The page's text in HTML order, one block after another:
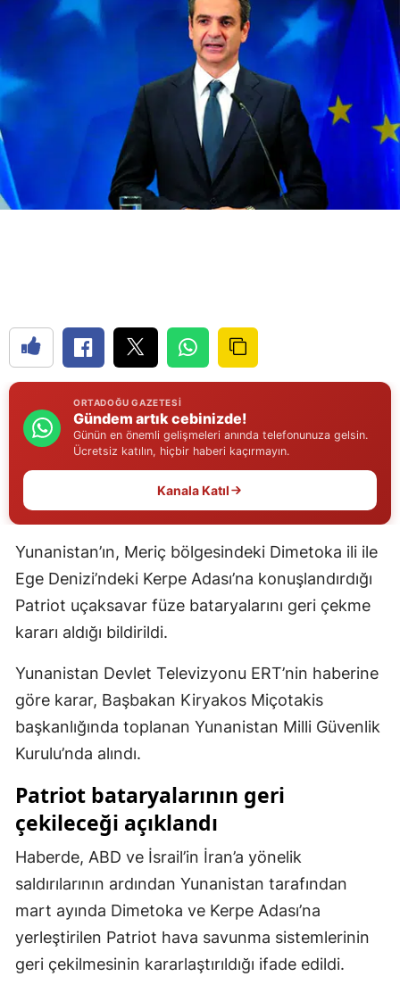
Bitlis
Bolu
Burdur
Bursa
Çanakkale
Çankırı
Edirne
Elazığ
Erzincan
Erzurum
Eskişehir
Gümüşhane
Hatay
Isparta
İstanbul
İzmir
Kars
Kayseri
Kırklareli
ORTADOĞU GAZETESI
Gündem artık cebinizde!
Günün en önemli gelişmeleri anında telefonunuza gelsin.
Ücretsiz katılın, hiçbir haberi kaçırmayın.
Kanala Katıl
Yunanistan’ın, Meriç bölgesindeki Dimetoka ili ile
Ege Denizi’ndeki Kerpe Adası’na konuşlandırdığı
Patriot uçaksavar füze bataryalarını geri çekme
kararı aldığı bildirildi.
Yunanistan Devlet Televizyonu ERT’nin haberine
göre karar, Başbakan Kiryakos Miçotakis
başkanlığında toplanan Yunanistan Milli Güvenlik
Kurulu’nda alındı.
Patriot bataryalarının geri
çekileceği açıklandı
Haberde, ABD ve İsrail’in İran’a yönelik
saldırılarının ardından Yunanistan tarafından
mart ayında Dimetoka ve Kerpe Adası’na
yerleştirilen Patriot hava savunma sistemlerinin
geri çekilmesinin kararlaştırıldığı ifade edildi.